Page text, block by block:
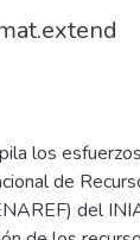
los
de
del